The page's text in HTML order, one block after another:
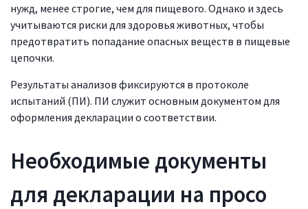
нужд, менее строгие, чем для пищевого. Однако и здесь
учитываются риски для здоровья животных, чтобы
предотвратить попадание опасных веществ в пищевые
цепочки.
Результаты анализов фиксируются в протоколе
испытаний (ПИ). ПИ служит основным документом для
оформления декларации о соответствии.
Необходимые документы
для декларации на просо